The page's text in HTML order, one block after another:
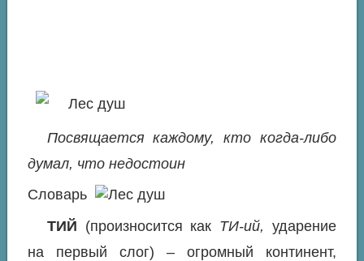
Посвящается каждому, кто когда-либо
думал, что недостоин
Словарь
ТИЙ (произносится как ТИ-ий, ударение
на первый слог) – огромный континент,